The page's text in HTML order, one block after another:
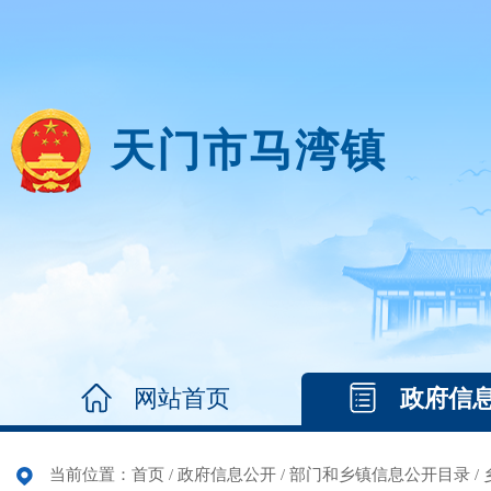
天门市马湾镇
网站首页 政府信
当前位置： 首页 / 政府信息公开 / 部门和乡镇信息公开目录 /